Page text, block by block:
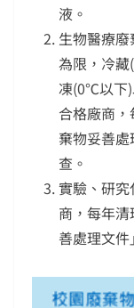
液。
生物醫療
為限，冷
凍(0℃以下)
合格廠商
棄物妥善
查。
實驗、研
商，每年
善處理文件